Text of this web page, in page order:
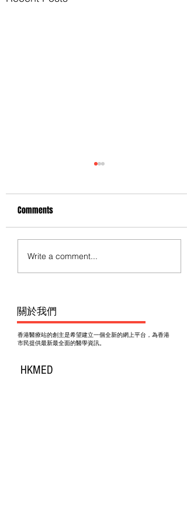
醫。健talk - 心房顫動檢查
Comments
Write a comment...
​關於我們
香港醫療站的創主是希望建立一個全新的網上平台，為香港
市民提供最新最全面的醫學資訊。
HKMED